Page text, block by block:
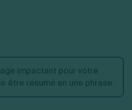
impactant pour votre
être résumé en une phrase.